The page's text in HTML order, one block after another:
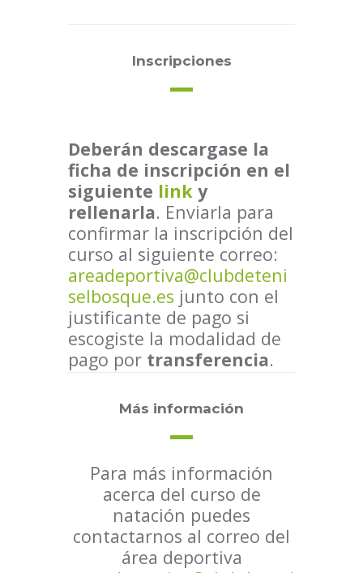
Inscripciones
Deberán descargase la
ficha de inscripción en el
siguiente link y
rellenarla. Enviarla para
confirmar la inscripción del
curso al siguiente correo:
areadeportiva@clubdeteni
selbosque.es junto con el
justificante de pago si
escogiste la modalidad de
pago por transferencia.
Más información
Para más información
acerca del curso de
natación puedes
contactarnos al correo del
área deportiva